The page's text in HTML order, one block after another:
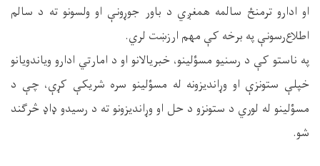
او ادارو ترمنځ سالمه همغږي د باور جوړونې او ولسونو ته د سالم
اطلاع‌رسونې په برخه کې مهم ارزښت لري.
په ناستو کې د رسنیو مسؤلینو، خبریالانو او د امارتي ادارو ویاندویانو
خپلې ستونزې او وړاندیزونه له مسؤلینو سره شریکې کړې، چې د
مسؤلینو له لوري د ستونزو د حل او وړاندیزونو ته د رسیدو ډاډ څرګند
شو.